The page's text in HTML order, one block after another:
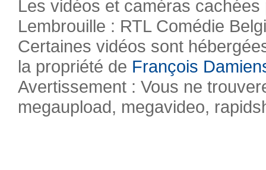
Les vidéos et caméras
Lembrouille : RTL Comédie
Certaines vidéos sont
la propriété de François
Avertissement : Vous ne
megaupload, megavideo,